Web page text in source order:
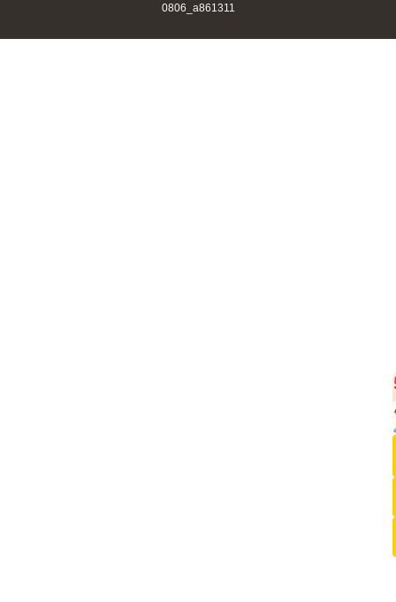
0806_a861311